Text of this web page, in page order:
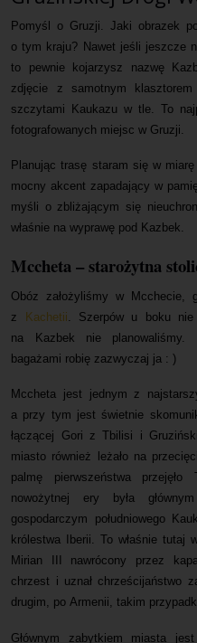
Mapa
Kontakt
Pomyśl o Gruzji. Jaki obrazek
o tym kraju? Nawet jeśli jeszcze
to pewnie kojarzysz nazwę
zdjęcie z samotnym
szczytami Kaukazu w tle. To
fotografowanych miejsc w Gruzji.
Planując trasę staram się w
mocny akcent zapadający w
myśli o zbliżającym się
właśnie na wyprawę pod Kazbek.
Mccheta – starożytna
Obóz założyliśmy w Mcchecie,
z
Kachetii. Szerpów u boku
na Kazbek nie planowaliśmy.
bagażami robię zazwyczaj ja : )
Mccheta jest jednym z
a przy tym jest świetnie
łączącej Gori z Tbilisi i
miasto również leżało na
palmę pierwszeństwa
nowożytnej ery była
gospodarczym południowego
królestwa Iberii. To właśnie
Mirian III nawrócony przez
chrzest i uznał chrześcijaństwo
drugim, po Armenii, takim
Głównym zabytkiem miasta jest